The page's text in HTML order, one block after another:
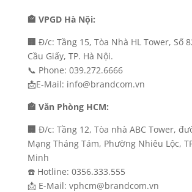
🏤 VPGD Hà Nội:
🏢 Đ/c: Tầng 15, Tòa Nhà HL Tower, Số
Cầu Giấy, TP. Hà Nội.
📞 Phone: 039.272.6666
📩E-Mail: info@brandcom.vn
🏤 Văn Phòng HCM:
🏢 Đ/c: Tầng 12, Tòa nhà ABC Tower,
Mạng Tháng Tám, Phường Nhiêu Lộc,
Minh
☎️ Hotline: 0356.333.555
📩 E-Mail: vphcm@brandcom.vn